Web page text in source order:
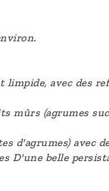
avec des
mûrs (agrumes
d'agrumes) avec
D'une belle